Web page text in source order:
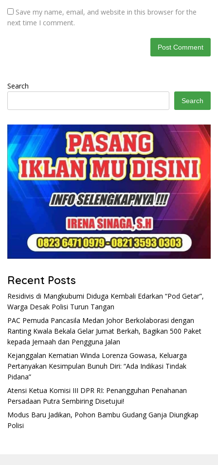
Save my name, email, and website in this browser for the
next time I comment.
Search
Search
Recent Posts
Residivis di Mangkubumi Diduga Kembali Edarkan “Pod Getar”,
Warga Desak Polisi Turun Tangan
PAC Pemuda Pancasila Medan Johor Berkolaborasi dengan
Ranting Kwala Bekala Gelar Jumat Berkah, Bagikan 500 Paket
kepada Jemaah dan Pengguna Jalan
Kejanggalan Kematian Winda Lorenza Gowasa, Keluarga
Pertanyakan Kesimpulan Bunuh Diri: “Ada Indikasi Tindak
Pidana”
Atensi Ketua Komisi III DPR RI: Penangguhan Penahanan
Persadaan Putra Sembiring Disetujui!
Modus Baru Jadikan, Pohon Bambu Gudang Ganja Diungkap
Polisi